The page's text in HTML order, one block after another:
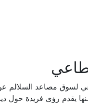
لسوق مصاعد السلالم
يقدم رؤى فريدة حول